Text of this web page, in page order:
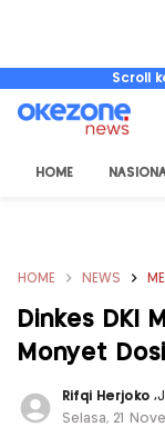
Scroll
HOME
HOME NEWS
Dinkes DKI
Monyet
Rifqi Herjoko ,
Selasa, 21